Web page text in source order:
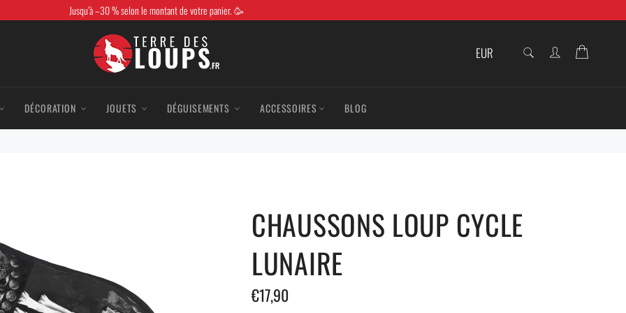
Jusqu’à –30 % selon le montant de votre panier. 🥳
Recherche
DÉCORATION JOUETS DÉGUISEMENTS ACCESSOIRES BLOG
CHAUSSONS LOUP CYCLE
LUNAIRE
Prix
régulier
€17,90